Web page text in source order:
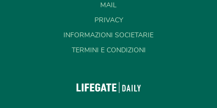
MAIL
PRIVACY
INFORMAZIONI SOCIETARIE
TERMINI E CONDIZIONI